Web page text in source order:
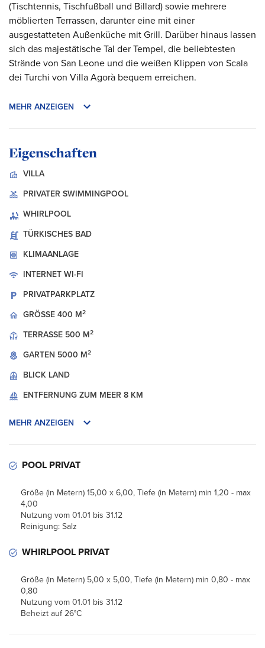
(Tischtennis, Tischfußball und Billard) sowie mehrere
möblierten Terrassen, darunter eine mit einer
ausgestatteten Außenküche mit Grill. Darüber hinaus lassen
sich das majestätische Tal der Tempel, die beliebtesten
Strände von San Leone und die weißen Klippen von Scala
dei Turchi von Villa Agorà bequem erreichen.
MEHR ANZEIGEN
Eigenschaften
VILLA
PRIVATER SWIMMINGPOOL
WHIRLPOOL
TÜRKISCHES BAD
KLIMAANLAGE
INTERNET WI-FI
PRIVATPARKPLATZ
GRÖSSE
400 M2
TERRASSE 500 M2
GARTEN 5000 M2
BLICK LAND
ENTFERNUNG ZUM MEER 8 KM
MEHR ANZEIGEN
POOL PRIVAT
Größe (in Metern) 15,00 x 6,00, Tiefe (in Metern) min 1,20 - max
4,00
Nutzung vom 01.01 bis 31.12
Reinigung: Salz
WHIRLPOOL PRIVAT
Größe (in Metern) 5,00 x 5,00, Tiefe (in Metern) min 0,80 - max
0,80
Nutzung vom 01.01 bis 31.12
Beheizt auf 26°C